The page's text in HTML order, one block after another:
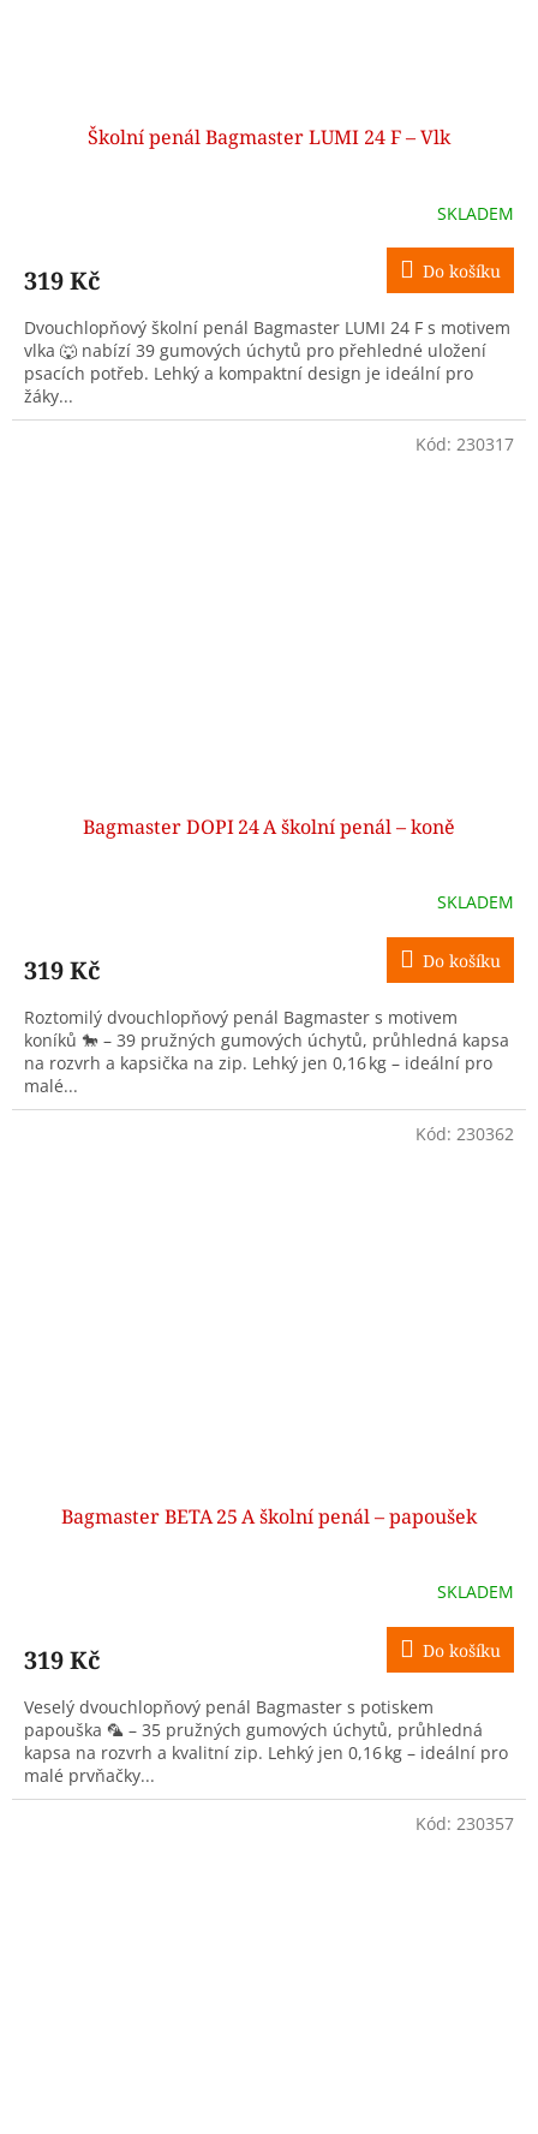
Školní penál Bagmaster LUMI 24 F – Vlk
SKLADEM
319 Kč Do košíku
Dvouchlopňový školní penál Bagmaster LUMI 24 F s motivem
vlka 🐺 nabízí 39 gumových úchytů pro přehledné uložení
psacích potřeb. Lehký a kompaktní design je ideální pro
žáky...
Bagmaster DOPI 24 A školní penál – koně
SKLADEM
319 Kč Do košíku
Roztomilý dvouchlopňový penál Bagmaster s motivem
koníků 🐎 – 39 pružných gumových úchytů, průhledná kapsa
na rozvrh a kapsička na zip. Lehký jen 0,16 kg – ideální pro
malé...
Kód: 230317
Bagmaster BETA 25 A školní penál – papoušek
SKLADEM
319 Kč Do košíku
Veselý dvouchlopňový penál Bagmaster s potiskem
papouška 🦜 – 35 pružných gumových úchytů, průhledná
kapsa na rozvrh a kvalitní zip. Lehký jen 0,16 kg – ideální pro
malé prvňačky...
Kód: 230362
Kód: 230357